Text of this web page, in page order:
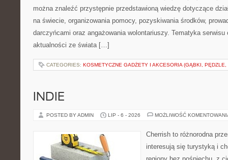
można znaleźć przystępnie przedstawioną wiedzę dotyczące
na świecie, organizowania pomocy, pozyskiwania środków,
darczyńcami oraz angażowania wolontariuszy. Tematyka
aktualności ze świata […]
CATEGORIES: KOSMETYCZNE GADŻETY I AKCESORIA (GĄBKI, PĘDZLE,
INDIE
POSTED BY ADMIN LIP - 6 - 2026 MOŻLIWOŚĆ
Cherrish to różnorodna
interesują się turystyką i